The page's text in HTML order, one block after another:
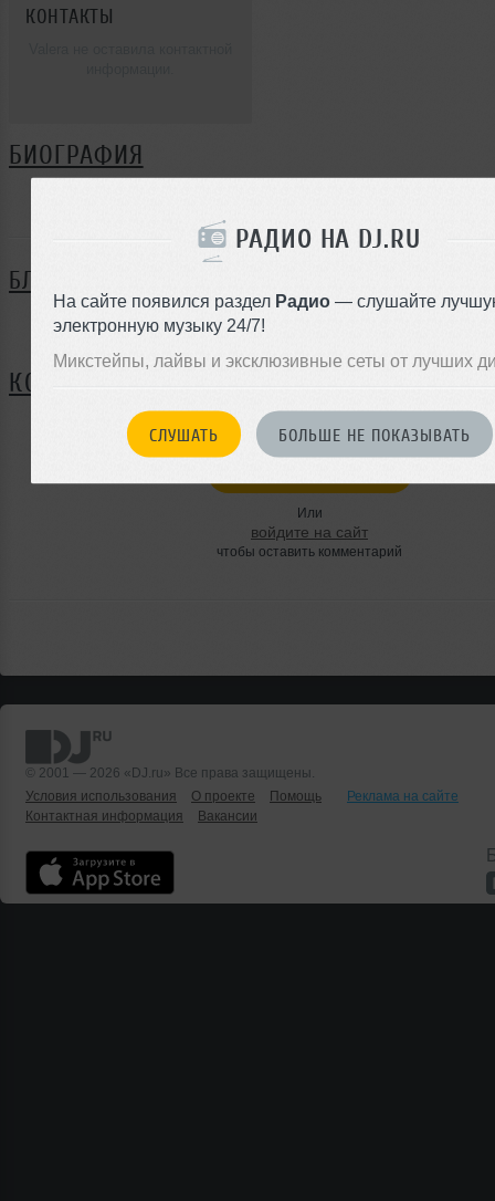
РАДИО НА DJ.RU
На сайте появился раздел Радио — слушайте
электронную музыку 24/7!
Микстейпы, лайвы и эксклюзивные сеты от лучших
СЛУШАТЬ БОЛЬШЕ НЕ ПОКАЗЫВАТЬ
КОНТАКТЫ
БИОГРАФИЯ
БЛОГ
Нет записей в блоге
КОММЕНТАРИИ
Или
войдите на сайт
чтобы оставить комментарий
© 2001 — 2026 «DJ.ru» Все права защищены.
Условия использования
О проекте Помощь
Реклама на сайте
Контактная информация
Вакансии